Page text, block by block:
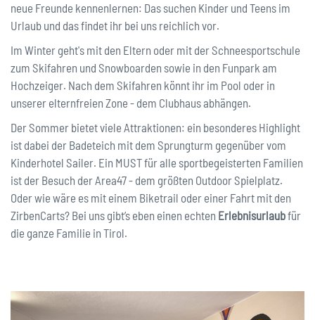
neue Freunde kennenlernen: Das suchen Kinder und Teens im
Urlaub und das findet ihr bei uns reichlich vor.
Im Winter geht's mit den Eltern oder mit der Schneesportschule
zum Skifahren und Snowboarden sowie in den Funpark am
Hochzeiger. Nach dem Skifahren könnt ihr im Pool oder in
unserer elternfreien Zone - dem Clubhaus abhängen.
Der Sommer bietet viele Attraktionen: ein besonderes Highlight
ist dabei der Badeteich mit dem Sprungturm gegenüber vom
Kinderhotel Sailer. Ein MUST für alle sportbegeisterten Familien
ist der Besuch der Area47 - dem größten Outdoor Spielplatz.
Oder wie wäre es mit einem Biketrail oder einer Fahrt mit den
ZirbenCarts? Bei uns gibt’s eben einen echten Erlebnisurlaubfür
die ganze Familie in Tirol.